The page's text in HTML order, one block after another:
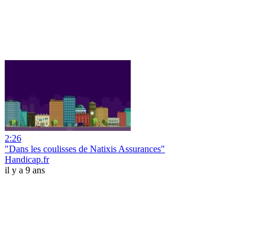
2:26
"Dans les coulisses de Natixis Assurances"
Handicap.fr
il y a 9 ans